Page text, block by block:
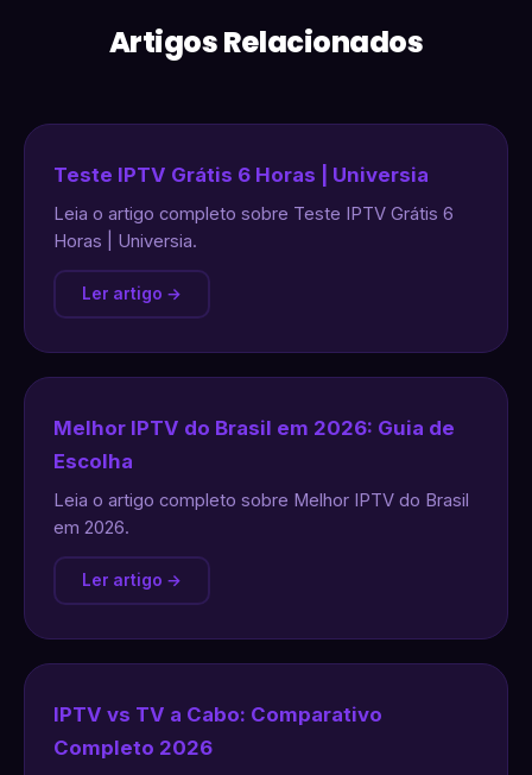
Artigos Relacionados
Teste IPTV Grátis 6 Horas | Universia
Leia o artigo completo sobre Teste IPTV Grátis 6
Horas | Universia.
Ler artigo →
Melhor IPTV do Brasil em 2026: Guia de
Escolha
Leia o artigo completo sobre Melhor IPTV do Brasil
em 2026.
Ler artigo →
IPTV vs TV a Cabo: Comparativo
Completo 2026